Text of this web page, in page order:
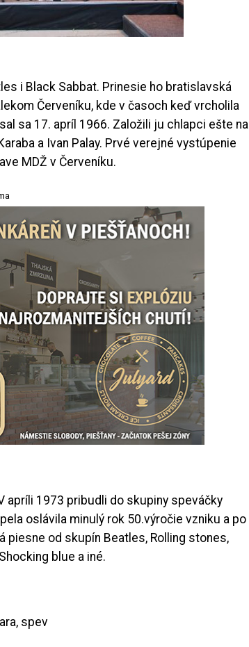
i Black Sabbat. Prinesie ho bratislavská
Červeníku, kde v časoch keď vrcholila
sa 17. apríl 1966. Založili ju chlapci ešte na
a Ivan Palay. Prvé verejné vystúpenie
MDŽ v Červeníku.
apríli 1973 pribudli do skupiny speváčky
oslávila minulý rok 50.výročie vzniku a po
piesne od skupín Beatles, Rolling stones,
blue a iné.
spev